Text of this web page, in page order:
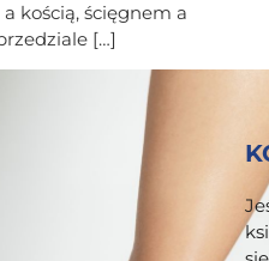
kością, ścięgnem a
[…]